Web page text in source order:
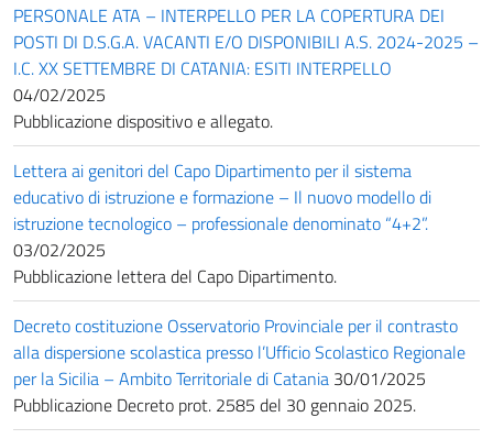
PERSONALE ATA – INTERPELLO PER LA COPERTURA DEI
POSTI DI D.S.G.A. VACANTI E/O DISPONIBILI A.S. 2024-2025 –
I.C. XX SETTEMBRE DI CATANIA: ESITI INTERPELLO
04/02/2025
Pubblicazione dispositivo e allegato.
Lettera ai genitori del Capo Dipartimento per il sistema
educativo di istruzione e formazione – Il nuovo modello di
istruzione tecnologico – professionale denominato “4+2”.
03/02/2025
Pubblicazione lettera del Capo Dipartimento.
Decreto costituzione Osservatorio Provinciale per il contrasto
alla dispersione scolastica presso l’Ufficio Scolastico Regionale
per la Sicilia – Ambito Territoriale di Catania 30/01/2025
Pubblicazione Decreto prot. 2585 del 30 gennaio 2025.